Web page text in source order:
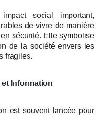
social important,
de vivre de manière
sécurité. Elle symbolise
de la société envers les
fragiles.
Information
est souvent lancée pour